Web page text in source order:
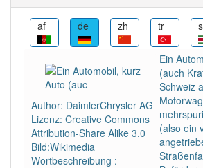
PowerIndex:13
Häufigkeit: 6 von 10
Wörter mit Endung -automobil: 2
Wörter mit Endung-automobilaber
anderen Artikel das: 0
af de zh tr
Author: DaimlerChrysler AG
Lizenz: Creative Commons
Attribution-Share Alike 3.0
Bild:Wikimedia
Wortbeschreibung :
Ein
(auch
Schweiz
(also ein